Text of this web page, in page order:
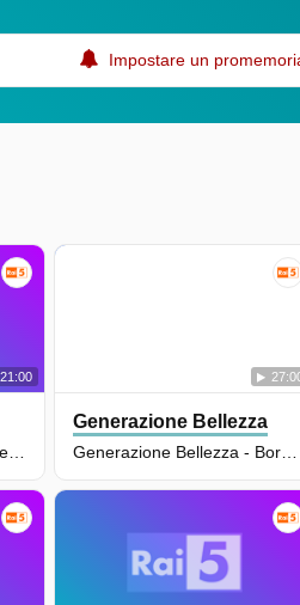
Impostare un
21:00
Generazione Bellezza